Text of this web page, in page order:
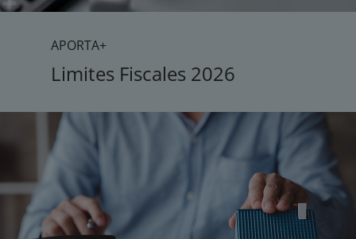
APORTA+
Limites Fiscales 2026